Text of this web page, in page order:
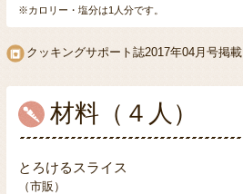
※カロリー・塩分は1人分です。
クッキングサポート誌2017年04月号掲載
材料（４人）
とろけるスライス
（市販）